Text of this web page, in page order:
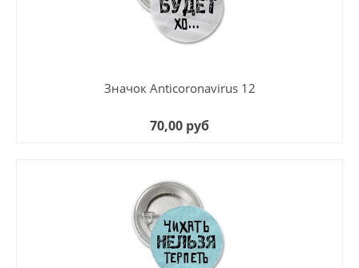
Значок Anticoronavirus 12
70,00 руб